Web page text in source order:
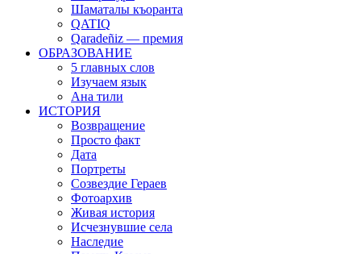
Шаматалы къоранта
QATIQ
Qaradeñiz — премия
ОБРАЗОВАНИЕ
5 главных слов
Изучаем язык
Ана тили
ИСТОРИЯ
Возвращение
Просто факт
Дата
Портреты
Созвездие Гераев
Фотоархив
Живая история
Исчезнувшие села
Наследие